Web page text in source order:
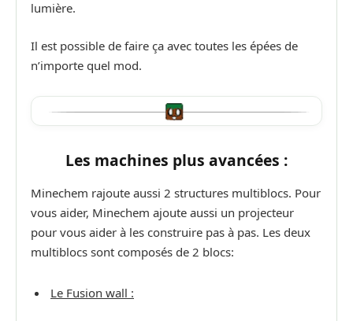
lumière.
Il est possible de faire ça avec toutes les épées de
n’importe quel mod.
Les machines plus avancées :
Minechem rajoute aussi 2 structures multiblocs. Pour
vous aider, Minechem ajoute aussi un projecteur
pour vous aider à les construire pas à pas. Les deux
multiblocs sont composés de 2 blocs:
Le Fusion wall :